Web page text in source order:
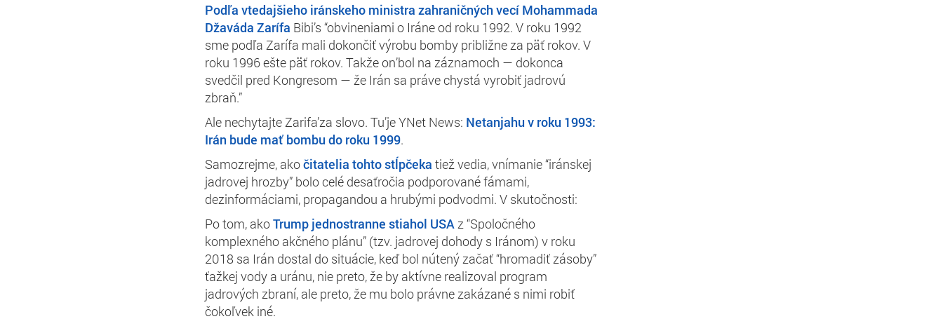
Podľa vtedajšieho iránskeho ministra zahraničných vecí Mohammada
Džaváda Zarífa Bibi’s “obvineniami o Iráne od roku 1992. V roku 1992
sme podľa Zarífa mali dokončiť výrobu bomby približne za päť rokov. V
roku 1996 ešte päť rokov. Takže on’bol na záznamoch — dokonca
svedčil pred Kongresom — že Irán sa práve chystá vyrobiť jadrovú
zbraň.”
Ale nechytajte Zarifa’za slovo. Tu’je YNet News: Netanjahu v roku 1993:
Irán bude mať bombu do roku 1999.
Samozrejme, akočitatelia tohto stĺpčeka tiež vedia, vnímanie “iránskej
jadrovej hrozby” bolo celé desaťročia podporované fámami,
dezinformáciami, propagandou a hrubými podvodmi. V skutočnosti:
Po tom, akoTrump jednostranne stiahol USAz “Spoločného
komplexného akčného plánu” (tzv. jadrovej dohody s Iránom) v roku
2018 sa Irán dostal do situácie, keď bol nútený začať “hromadiť zásoby”
ťažkej vody a uránu, nie preto, že by aktívne realizoval program
jadrových zbraní, ale preto, že mu bolo právne zakázané s nimi robiť
čokoľvek iné.